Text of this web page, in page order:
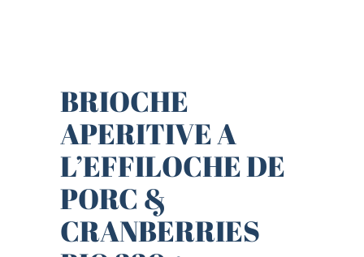
BRIOCHE
APERITIVE A
L’EFFILOCHE DE
PORC &
CRANBERRIES